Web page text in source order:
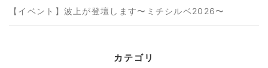
【イベント】波上が登壇します〜ミチシルベ2026〜
カテゴリ